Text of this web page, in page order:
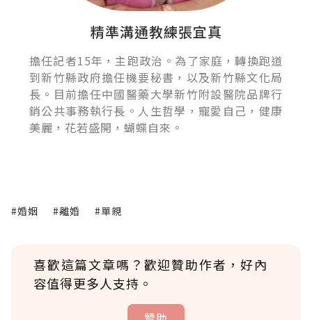
精準溝通教練張宜真
擔任記者15年，主跑政治。為了家庭，轉換跑道
到新竹縣政府擔任機要秘書，以及新竹縣文化局
長。目前擔任中國醫藥大學新竹附設醫院品牌行
銷公共事務執行長。人生哲學，寵愛自己，健康
美麗，花若盛開，蝴蝶自來。
#婚姻 #離婚 #單親
喜歡這篇文章嗎？歡迎贊助作者，好內
容值得更多人支持。